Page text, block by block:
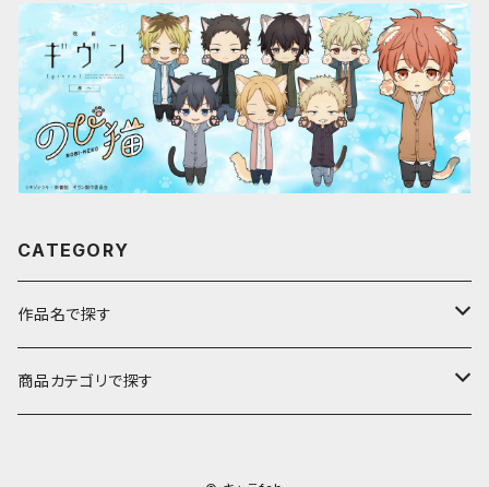
CATEGORY
作品名で探す
ア行
商品カテゴリで探す